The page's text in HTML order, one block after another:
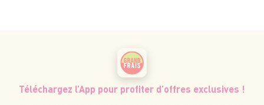
Téléchargez l’App pour profiter d’offres exclusives !